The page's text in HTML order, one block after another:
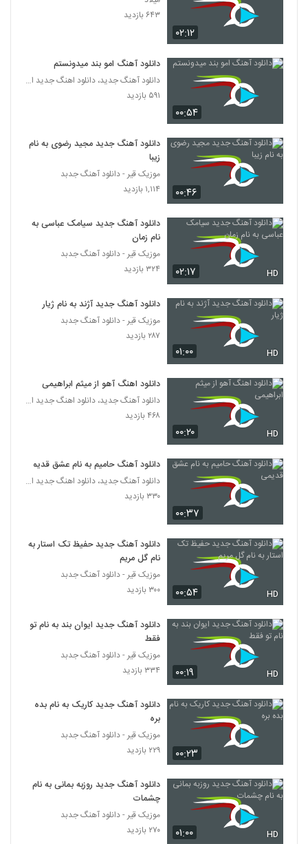
موزیک زیبای قایق از شاهین شاپوری
آهنگ مسعود محمد نبی بنام قربان تو
آهنگ زولاتیک (رمیکس) از ورسی(پاپ)
امیرعلی آهنگ یه چیزی بگم
دانلود آهنگ ایوان بند تو که معروفی (Evan-
Band To Ke Maroufi)
175
دانلود آهنگ مجید ادیب بخند بازم
176
موزیک زیبای عاشقی از عرفان عسگری
۶۰۴ بازدید
موزیک زیبای با من زندگی کن از محمدعلی
178
آهنگ دنیات عوض شده از محمود عباسی(پاپ)
دانلود آهنگ عشق از محمد مدنی
۵۹۹ بازدید
دانلود آهنگ جدید و زیبای جهان پایدار با نام
181
آهنگ خوش باشی از مهران باقری(پاپ)
۵۸۲ بازدید
دانلود آهنگ عشق تو از فرزاد موسی زاده
۵۶۷ بازدید
دانلود آهنگ محمدرضا سیلی حالم بده
184
۶۲۴ بازدید
موزیک زیبای ناز ایلمه از بهزاد آذرسام
۸۵۸ بازدید
۰۲:۱۲
۶۴۳ بازدید
۰۰:۵۴
دانلود آهنگ امو بند میدونستم
دانلود آهنگ جدید، دانلود اهنگ جدید ایرانی
۵۹۱ بازدید
۰۰:۴۶
دانلود آهنگ جدید مجید رضوی به نام
زیبا
موزیک قیر - دانلود آهنگ جدبد
۱,۱۱۴ بازدید
۰۲:۱۷ HD
دانلود آهنگ جدید سیامک عباسی به
نام زمان
موزیک قیر - دانلود آهنگ جدبد
۳۲۴ بازدید
۰۱:۰۰ HD
دانلود آهنگ جدید آژند به نام ژیار
موزیک قیر - دانلود آهنگ جدبد
۲۸۷ بازدید
۰۰:۲۰ HD
دانلود اهنگ آهو از میثم ابراهیمی
دانلود آهنگ جدید، دانلود اهنگ جدید ایرانی
۴۶۸ بازدید
۰۰:۳۷
دانلود آهنگ حامیم به نام عشق قدیمی
دانلود آهنگ جدید، دانلود اهنگ جدید ایرانی
۳۳۰ بازدید
۰۰:۵۴ HD
دانلود آهنگ جدید حفیظ تک استار به
نام گل مریم
موزیک قیر - دانلود آهنگ جدبد
۳۰۰ بازدید
۰۰:۱۹ HD
دانلود آهنگ جدید ایوان بند به نام تو
فقط
موزیک قیر - دانلود آهنگ جدبد
۳۳۴ بازدید
۰۰:۲۳
دانلود آهنگ جدید کاریک به نام بده
بره
موزیک قیر - دانلود آهنگ جدبد
۲۲۹ بازدید
۰۱:۰۰ HD
دانلود آهنگ جدید روزبه بمانی به نام
چشمات
موزیک قیر - دانلود آهنگ جدبد
۲۷۰ بازدید